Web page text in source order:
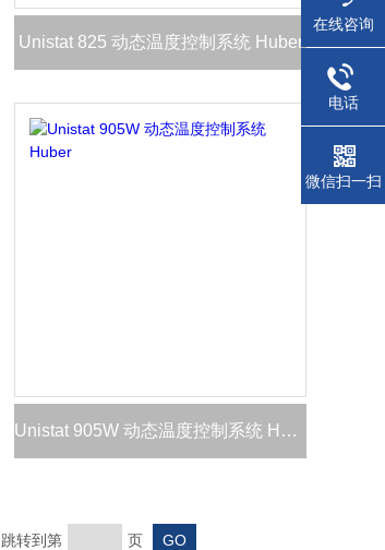
Unistat 825 动态温度控制系统 Huber
Unistat 905W 动态温度控制系统 Huber
跳转到第 页
在线咨询
电话
微信扫一扫